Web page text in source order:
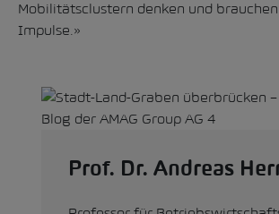
Mobilitätsclustern denken und
Impulse.»
Prof. Dr. Andreas